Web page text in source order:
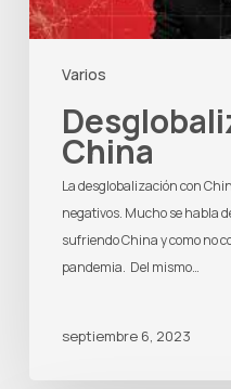
Varios
China
La desglobalización con
negativos. Mucho se habla
sufriendo China y como no
pandemia. Del mismo…
septiembre 6, 2023